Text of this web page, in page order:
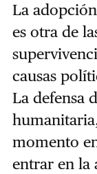
La
es otra de
causas
La defensa
momento
entrar en la